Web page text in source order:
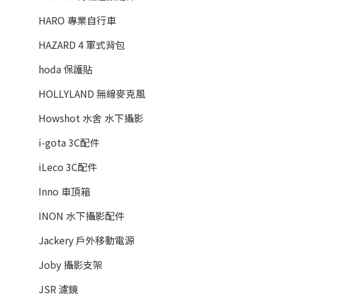
HARO 專業自行車
HAZARD 4 軍式背包
hoda 保護貼
HOLLYLAND 無線麥克風
Howshot 水舍 水下攝影
i-gota 3C配件
iLeco 3C配件
Inno 車頂箱
INON 水下攝影配件
Jackery 戶外移動電源
Joby 攝影支架
JSR 濾鏡